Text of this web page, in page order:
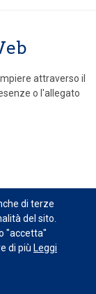
attraverso il
o l'allegato
(VA) Italy
di terze
del sito.
"accetta"
di più Leggi